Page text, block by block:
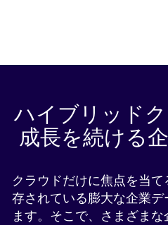
ハイブリッド
成長を続ける
クラウドだけに焦点を当
存されている膨大な企業
ます。 そこで、さまざま